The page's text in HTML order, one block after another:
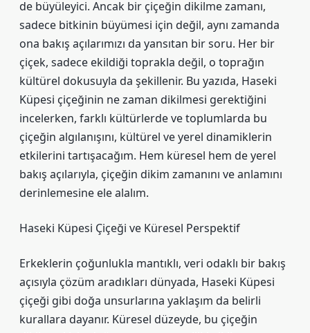
de büyüleyici. Ancak bir çiçeğin dikilme zamanı,
sadece bitkinin büyümesi için değil, aynı zamanda
ona bakış açılarımızı da yansıtan bir soru. Her bir
çiçek, sadece ekildiği toprakla değil, o toprağın
kültürel dokusuyla da şekillenir. Bu yazıda, Haseki
Küpesi çiçeğinin ne zaman dikilmesi gerektiğini
incelerken, farklı kültürlerde ve toplumlarda bu
çiçeğin algılanışını, kültürel ve yerel dinamiklerin
etkilerini tartışacağım. Hem küresel hem de yerel
bakış açılarıyla, çiçeğin dikim zamanını ve anlamını
derinlemesine ele alalım.
Haseki Küpesi Çiçeği ve Küresel Perspektif
Erkeklerin çoğunlukla mantıklı, veri odaklı bir bakış
açısıyla çözüm aradıkları dünyada, Haseki Küpesi
çiçeği gibi doğa unsurlarına yaklaşım da belirli
kurallara dayanır. Küresel düzeyde, bu çiçeğin